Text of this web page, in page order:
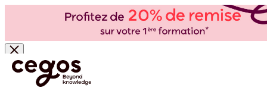
Skip to main content
Vous êtes ici : Accueil >Cegos, organisme de formation à Paris et en régions
professionnelle>Communication écrite